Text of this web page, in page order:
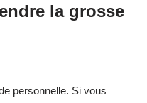
la grosse
personnelle. Si vous